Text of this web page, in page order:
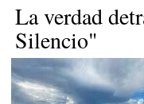
La verdad
Silencio"